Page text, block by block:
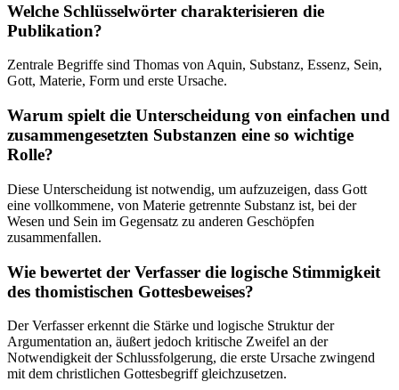
Welche Schlüsselwörter charakterisieren die
Publikation?
Zentrale Begriffe sind Thomas von Aquin, Substanz, Essenz, Sein,
Gott, Materie, Form und erste Ursache.
Warum spielt die Unterscheidung von einfachen und
zusammengesetzten Substanzen eine so wichtige
Rolle?
Diese Unterscheidung ist notwendig, um aufzuzeigen, dass Gott
eine vollkommene, von Materie getrennte Substanz ist, bei der
Wesen und Sein im Gegensatz zu anderen Geschöpfen
zusammenfallen.
Wie bewertet der Verfasser die logische Stimmigkeit
des thomistischen Gottesbeweises?
Der Verfasser erkennt die Stärke und logische Struktur der
Argumentation an, äußert jedoch kritische Zweifel an der
Notwendigkeit der Schlussfolgerung, die erste Ursache zwingend
mit dem christlichen Gottesbegriff gleichzusetzen.